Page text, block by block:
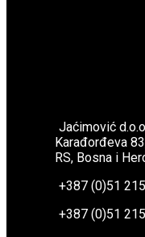
Jaćimović
Karađorđeva
RS, Bosna i
+387 (0)51
+387 (0)51